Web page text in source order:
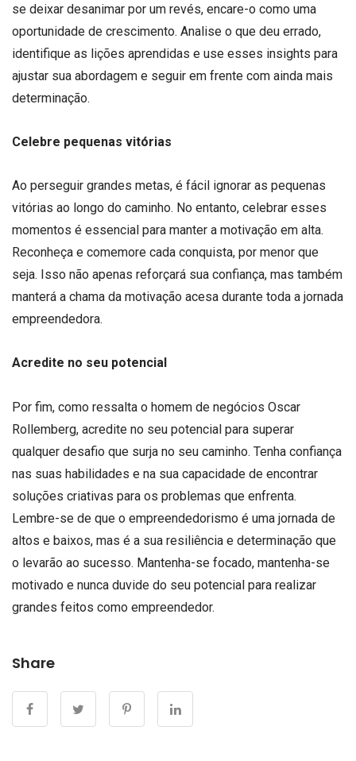
se deixar desanimar por um revés, encare-o como uma
oportunidade de crescimento. Analise o que deu errado,
identifique as lições aprendidas e use esses insights para
ajustar sua abordagem e seguir em frente com ainda mais
determinação.
Celebre pequenas vitórias
Ao perseguir grandes metas, é fácil ignorar as pequenas
vitórias ao longo do caminho. No entanto, celebrar esses
momentos é essencial para manter a motivação em alta.
Reconheça e comemore cada conquista, por menor que
seja. Isso não apenas reforçará sua confiança, mas também
manterá a chama da motivação acesa durante toda a jornada
empreendedora.
Acredite no seu potencial
Por fim, como ressalta o homem de negócios Oscar
Rollemberg, acredite no seu potencial para superar
qualquer desafio que surja no seu caminho. Tenha confiança
nas suas habilidades e na sua capacidade de encontrar
soluções criativas para os problemas que enfrenta.
Lembre-se de que o empreendedorismo é uma jornada de
altos e baixos, mas é a sua resiliência e determinação que
o levarão ao sucesso. Mantenha-se focado, mantenha-se
motivado e nunca duvide do seu potencial para realizar
grandes feitos como empreendedor.
Share